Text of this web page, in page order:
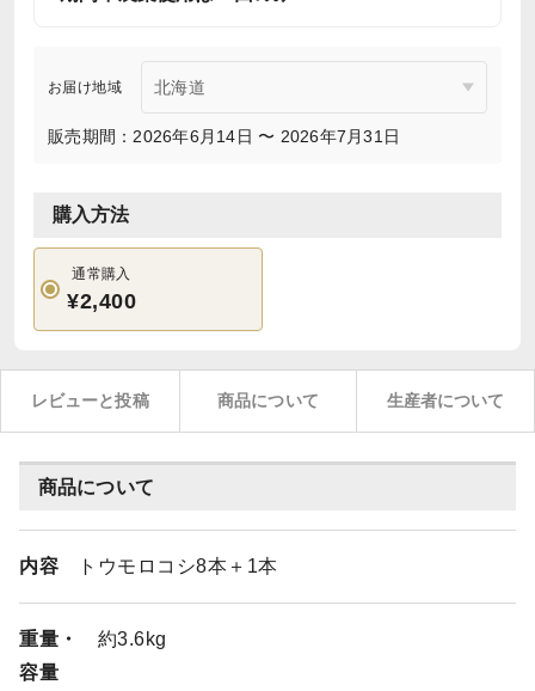
お届け地域
販売期間：2026年6月14日 〜 2026年7月31日
購入方法
通常購入
¥2,400
レビューと投稿 商品について 生産者について
商品について
内容 トウモロコシ8本＋1本
重量・
容量
約3.6kg